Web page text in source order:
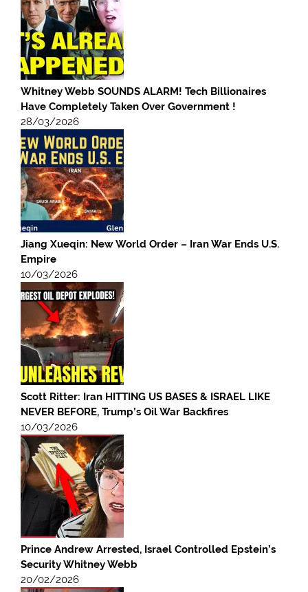
Whitney Webb SOUNDS ALARM! Tech Billionaires
Have Completely Taken Over Government !
28/03/2026
Jiang Xueqin: New World Order – Iran War Ends U.S.
Empire
10/03/2026
Scott Ritter: Iran HITTING US BASES & ISRAEL LIKE
NEVER BEFORE, Trump’s Oil War Backfires
10/03/2026
Prince Andrew Arrested, Israel Controlled Epstein’s
Security Whitney Webb
20/02/2026